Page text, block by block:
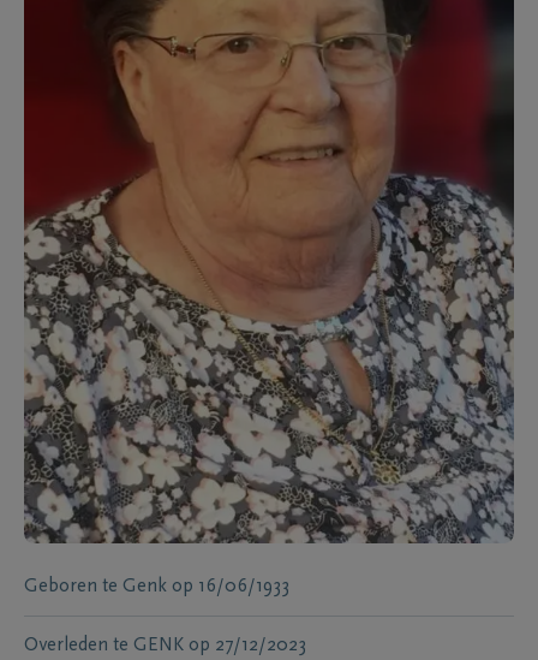
Geboren te Genk op 16/06/1933
Overleden te GENK op 27/12/2023